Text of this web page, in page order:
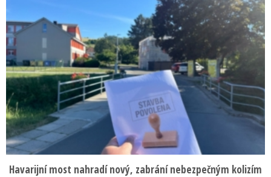
Havarijní most nahradí nový, zabrání nebezpečným kolizím